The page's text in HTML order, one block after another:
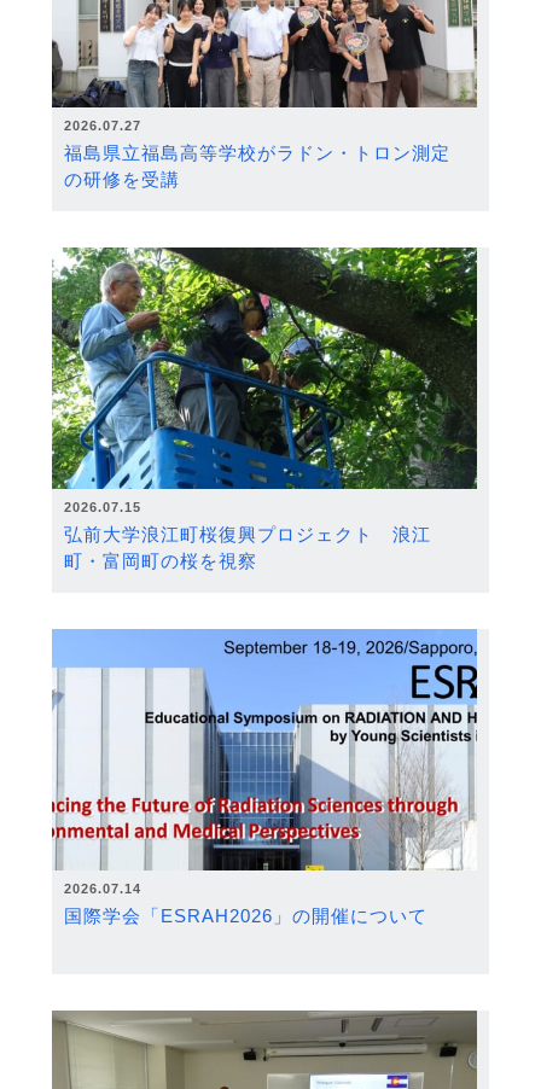
2026.07.27
福島県立福島高等学校がラドン・トロン測定
の研修を受講
2026.07.15
弘前大学浪江町桜復興プロジェクト 浪江
町・富岡町の桜を視察
2026.07.14
国際学会「ESRAH2026」の開催について